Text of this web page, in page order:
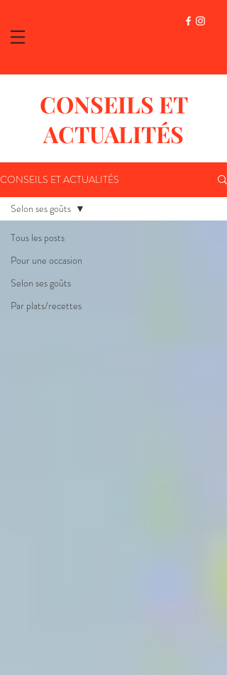
CONSEILS ET ACTUALITÉS
Tous les posts
Pour une occasion
Selon ses goûts
Par plats/recettes
Selon ses goûts
CONSEILS ET
ACTUALITÉS